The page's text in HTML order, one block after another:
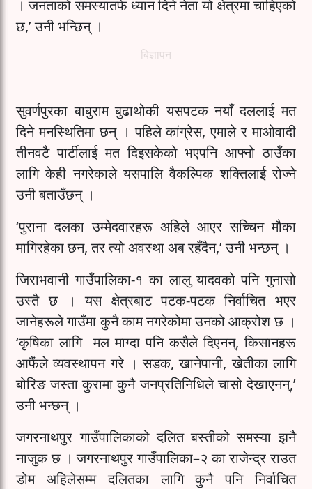
। जनताको समस्यातर्फ ध्यान दिने नेता यो क्षेत्रमा चाहिएको
छ,’ उनी भन्छिन् ।
बिज्ञापन
सुवर्णपुरका बाबुराम बुढाथोकी यसपटक नयाँ दललाई मत
दिने मनस्थितिमा छन् । पहिले कांग्रेस, एमाले र माओवादी
तीनवटै पार्टीलाई मत दिइसकेको भएपनि आफ्नो ठाउँका
लागि केही नगरेकाले यसपालि वैकल्पिक शक्तिलाई रोज्ने
उनी बताउँछन् ।
‘पुराना दलका उम्मेदवारहरू अहिले आएर सच्चिन मौका
मागिरहेका छन, तर त्यो अवस्था अब रहँदैन,’ उनी भन्छन् ।
जिराभवानी गाउँपालिका-१ का लालु यादवको पनि गुनासो
उस्तै छ । यस क्षेत्रबाट पटक-पटक निर्वाचित भएर
जानेहरूले गाउँमा कुनै काम नगरेकोमा उनको आक्रोश छ ।
‘कृषिका लागि मल माग्दा पनि कसैले दिएनन्, किसानहरू
आफैंले व्यवस्थापन गरे । सडक, खानेपानी, खेतीका लागि
बोरिङ जस्ता कुरामा कुनै जनप्रतिनिधिले चासो देखाएनन्,’
उनी भन्छन् ।
जगरनाथपुर गाउँपालिकाको दलित बस्तीको समस्या झनै
नाजुक छ । जगरनाथपुर गाउँपालिका–२ का राजेन्द्र राउत
डोम अहिलेसम्म दलितका लागि कुनै पनि निर्वाचित